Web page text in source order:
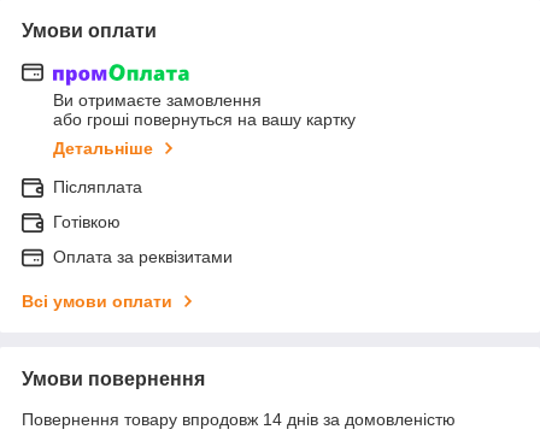
Умови оплати
Ви отримаєте замовлення
або гроші повернуться на вашу картку
Детальніше
Післяплата
Готівкою
Оплата за реквізитами
Всі умови оплати
Умови повернення
Повернення товару впродовж 14 днів за домовленістю